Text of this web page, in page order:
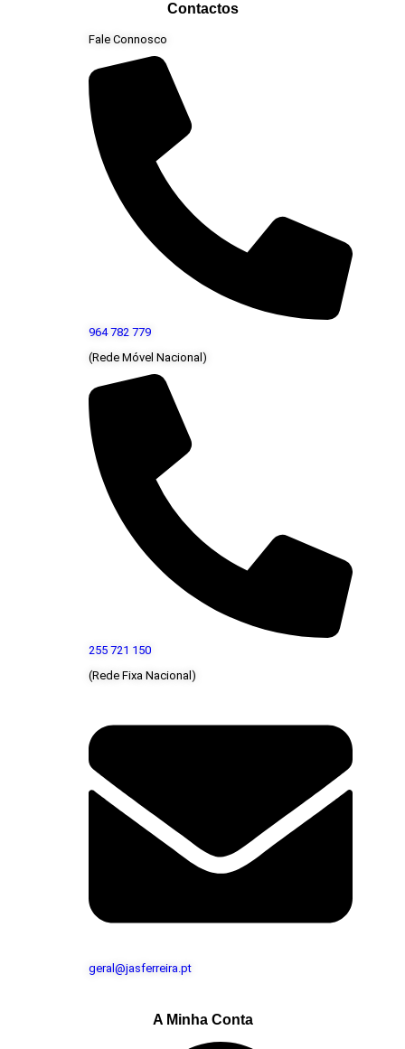
Contactos
Fale Connosco
964 782 779
(Rede Móvel Nacional)
255 721 150
(Rede Fixa Nacional)
geral@jasferreira.pt
A Minha Conta